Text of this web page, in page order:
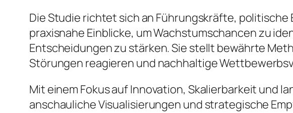
Die Studie richtet sich an Führungskräfte,
praxisnahe Einblicke, um Wachstumschancen zu
Entscheidungen zu stärken. Sie stellt bewährte
Störungen reagieren und nachhaltige
Mit einem Fokus auf Innovation, Skalierbarkeit und
anschauliche Visualisierungen und strategische